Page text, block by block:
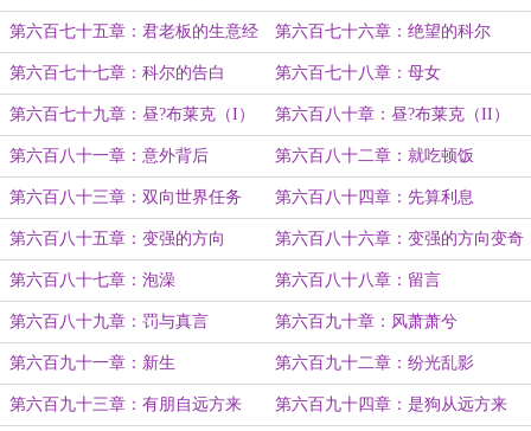
第六百七十五章：君老板的生意经 第六百七十六章：绝望的科尔
第六百七十七章：科尔的告白 第六百七十八章：母女
第六百七十九章：昼?布莱克（I） 第六百八十章：昼?布莱克（II）
第六百八十一章：意外背后 第六百八十二章：就吃顿饭
第六百八十三章：双向世界任务 第六百八十四章：先算利息
第六百八十五章：变强的方向 第六百八十六章：变强的方向变奇
怪了
第六百八十七章：泡澡 第六百八十八章：留言
第六百八十九章：罚与真言 第六百九十章：风萧萧兮
第六百九十一章：新生 第六百九十二章：纷光乱影
第六百九十三章：有朋自远方来 第六百九十四章：是狗从远方来